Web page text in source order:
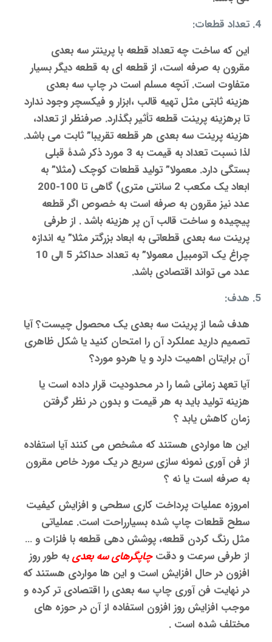
تعداد قطعات:
این که ساخت چه تعداد قطعه با پرینتر سه بعدی
مقرون به صرفه است، از قطعه ای به قطعه دیگر بسیار
متفاوت است. آنچه مسلم است در چاپ سه بعدی
هزینه ثابتی مثل تهیه قالب ،ابزار و فیکسچر وجود ندارد
تا برهزینه پرینت قطعه تأثیر بگذارد. صرفنظر از تعداد،
هزینه پرینت سه بعدی هر قطعه تقریبا” ثابت می باشد.
لذا نسبت تعداد به قیمت به 3 مورد ذکر شدۀ قبلی
بستگی دارد. معمولا” تولید قطعات کوچک (مثلا” به
ابعاد یک مکعب 2 سانتی متری) گاهی تا 100-200
عدد نیز مقرون به صرفه است به خصوص اگر قطعه
پیچیده و ساخت قالب آن پر هزینه باشد . از طرفی
پرینت سه بعدی قطعاتی به ابعاد بزرگتر مثلا” یه اندازه
چراغ یک اتومبیل معمولا” به تعداد حداکثر 5 الی 10
عدد می تواند اقتصادی باشد.
هدف:
هدف شما ازپرینت سه بعدی یک محصول چیست؟ آیا
تصمیم دارید عملکرد آن را امتحان کنید یا شکل ظاهری
آن برایتان اهمیت دارد و یا هردو مورد؟
آیا تعهد زمانی شما را در محدودیت قرار داده است یا
هزینه تولید باید به هر قیمت و بدون در نظر گرفتن
زمان کاهش یابد ؟
این ها مواردی هستند که مشخص می کنند آیا استفاده
از فن آوری نمونه سازی سریع در یک مورد خاص مقرون
به صرفه است یا نه ؟
امروزه عملیات پرداخت کاری سطحی و افزایش کیفیت
سطح قطعات چاپ شده بسیارراحت است. عملیاتی
مثل رنگ کردن قطعه، پوشش دهی قطعه با فلزات و …
از طرفی سرعت و دقتچاپگرهای سه بعدیبه طور روز
افزون در حال افزایش است و این ها مواردی هستند که
در نهایت فن آوری چاپ سه بعدی را اقتصادی تر کرده و
موجب افزایش روز افزون استفاده از آن در حوزه های
مختلف شده است .